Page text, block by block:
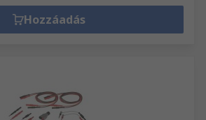
Hozzáadás